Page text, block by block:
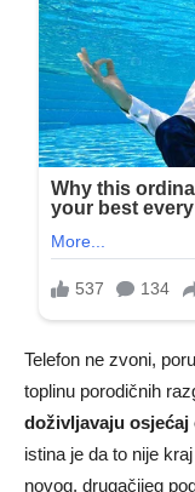
Telefon ne zvoni,
toplinu porodičnih
doživljavaju osjećaj
istina je da to nije
novog, drugačijeg